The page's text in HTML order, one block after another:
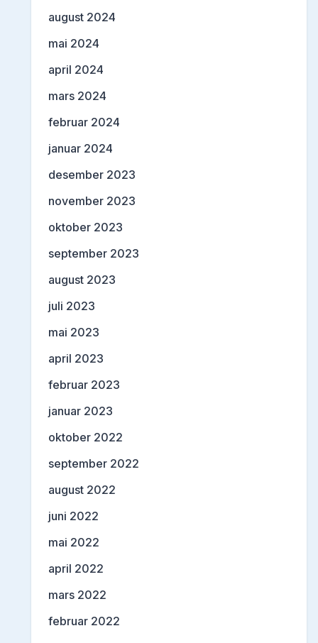
august 2024
mai 2024
april 2024
mars 2024
februar 2024
januar 2024
desember 2023
november 2023
oktober 2023
september 2023
august 2023
juli 2023
mai 2023
april 2023
februar 2023
januar 2023
oktober 2022
september 2022
august 2022
juni 2022
mai 2022
april 2022
mars 2022
februar 2022